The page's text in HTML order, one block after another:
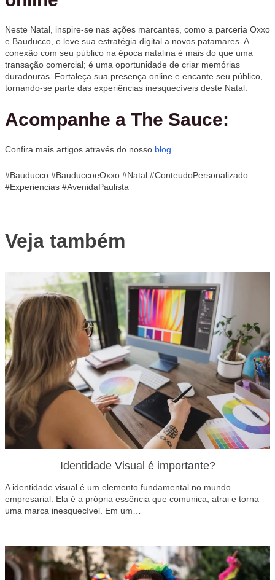
Neste Natal, inspire-se nas ações marcantes, como a parceria Oxxo
e Bauducco, e leve sua estratégia digital a novos patamares. A
conexão com seu público na época natalina é mais do que uma
transação comercial; é uma oportunidade de criar memórias
duradouras. Fortaleça sua presença online e encante seu público,
tornando-se parte das experiências inesquecíveis deste Natal.
Acompanhe a The Sauce:
Confira mais artigos através do nosso blog.
#Bauducco #BauduccoeOxxo #Natal #ConteudoPersonalizado
#Experiencias #AvenidaPaulista
Veja também
Identidade Visual é importante?
A identidade visual é um elemento fundamental no mundo
empresarial. Ela é a própria essência que comunica, atrai e torna
uma marca inesquecível. Em um…